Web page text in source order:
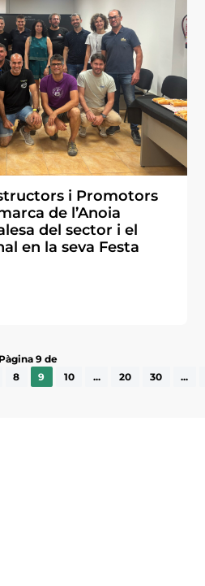
i Promotors
de l’Anoia
del sector i el
en la seva Festa
Pàgina 9 de
8 9 10 ... 20 30 ...